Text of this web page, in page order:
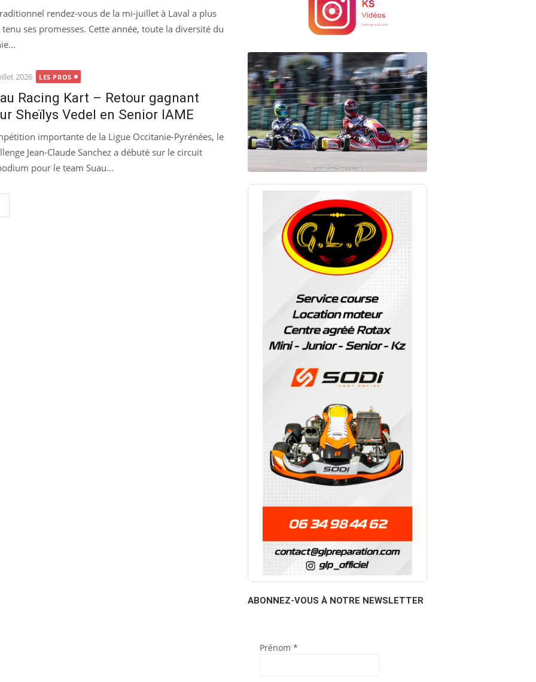
rendez-vous de la mi-juillet à Laval a plus
tenu ses promesses. Cette année, toute la diversité du
2026 LES PROS
Racing Kart – Retour gagnant
Sheïlys Vedel en Senior IAME
importante de la Ligue Occitanie-Pyrénées, le
Jean-Claude Sanchez a débuté sur le circuit
pour le team Suau...
ABONNEZ-VOUS À NOTRE NEWSLETTER
Prénom *